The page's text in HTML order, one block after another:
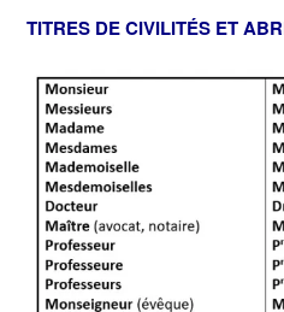
TITRES DE CIVILITÉS ET